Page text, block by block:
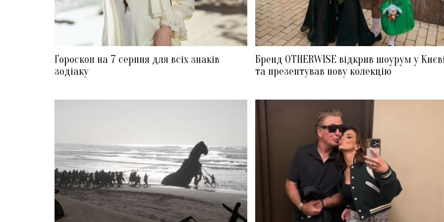
Гороскоп на 7 серпня для всіх знаків
зодіаку
Бренд OTHERWISE відкрив шоурум у
та презентував нову колекцію